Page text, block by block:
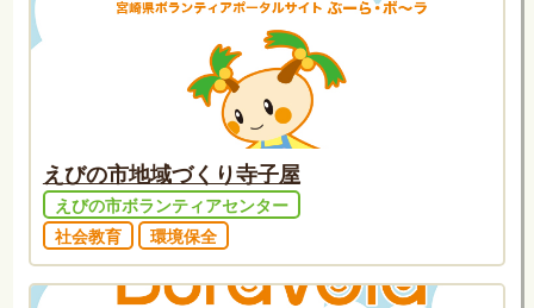
えびの市地域づくり寺子屋
えびの市ボランティアセンター
社会教育
環境保全